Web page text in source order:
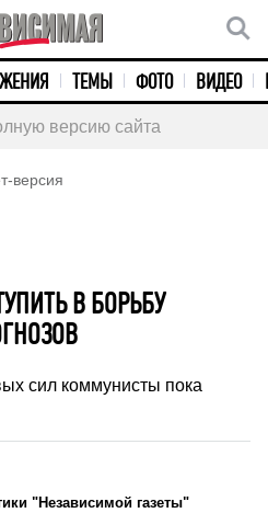
ТЕМЫ ФОТО ВИДЕО
версию сайта
версия
В БОРЬБУ
сил коммунисты пока
"Независимой газеты"